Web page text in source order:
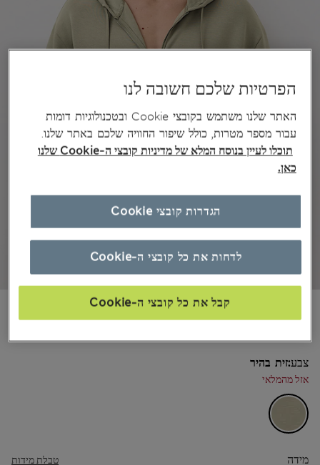
צבע:זית בהיר
אזל מהמלאי
מידה טבלת מידות
הפרטיות שלכם חשובה לנו
האתר שלנו משתמש בקובצי Cookie ובטכנולוגיות דומות
עבור מספר מטרות, כולל שיפור החוויה שלכם באתר שלנו.
תוכלו לעיין בנוסח המלא של מדיניות קובצי ה-Cookie שלנו
כאן.
לדחות את כל קובצי ה-Cookie
קבל את כל קובצי ה-Cookie
הגדרות קובצי Cookie